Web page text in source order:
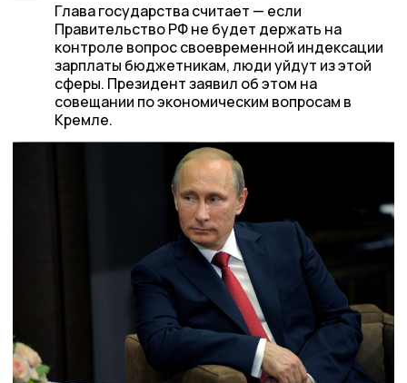
Глава государства считает — если
Правительство РФ не будет держать на
контроле вопрос своевременной индексации
зарплаты бюджетникам, люди уйдут из этой
сферы. Президент заявил об этом на
совещании по экономическим вопросам в
Кремле.